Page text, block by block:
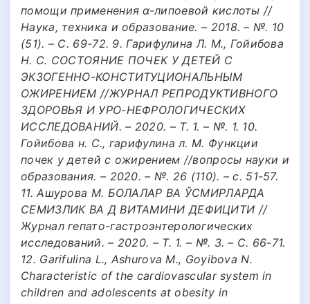
помощи применения α-липоевой кислоты //
Наука, техника и образование. – 2018. – №. 10
(51). – С. 69-72. 9. Гарифулина Л. М., Гойибова
Н. С. СОСТОЯНИЕ ПОЧЕК У ДЕТЕЙ С
ЭКЗОГЕННО-КОНСТИТУЦИОНАЛЬНЫМ
ОЖИРЕНИЕМ //ЖУРНАЛ РЕПРОДУКТИВНОГО
ЗДОРОВЬЯ И УРО-НЕФРОЛОГИЧЕСКИХ
ИССЛЕДОВАНИЙ. – 2020. – Т. 1. – №. 1. 10.
Гойибова н. С., гарифулина л. М. Функции
почек у детей с ожирением //вопросы науки и
образования. – 2020. – №. 26 (110). – с. 51-57.
11. Ашурова М. БОЛАЛАР ВА ЎСМИРЛАРДА
СЕМИЗЛИК ВА Д ВИТАМИНИ ДЕФИЦИТИ //
Журнал гепато-гастроэнтерологических
исследований. – 2020. – Т. 1. – №. 3. – С. 66-71.
12. Garifulina L., Ashurova M., Goyibova N.
Characteristic of the cardiovascular system in
children and adolescents at obesity in